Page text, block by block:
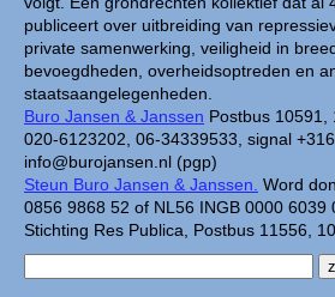
publiceert over uitbreiding van
private samenwerking, veiligheid in
bevoegdheden, overheidsoptreden en
staatsaangelegenheden.
Buro Jansen & Janssen Postbus 10591,
020-6123202, 06-34339533, signal
info@burojansen.nl (pgp)
Steun Buro Jansen & Janssen. Word
0856 9868 52 of NL56 INGB 0000 6039
Stichting Res Publica, Postbus 11556,